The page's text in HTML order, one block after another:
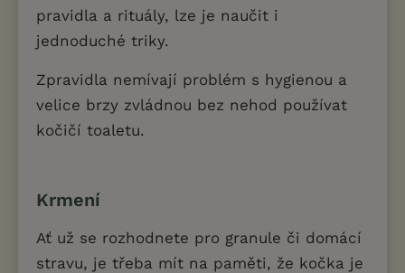
pravidla a rituály, lze je naučit i
jednoduché triky.
Zpravidla nemívají problém s hygienou a
velice brzy zvládnou bez nehod používat
kočičí toaletu.
Krmení
Ať už se rozhodnete pro granule či domácí
stravu, je třeba mít na paměti, že kočka je